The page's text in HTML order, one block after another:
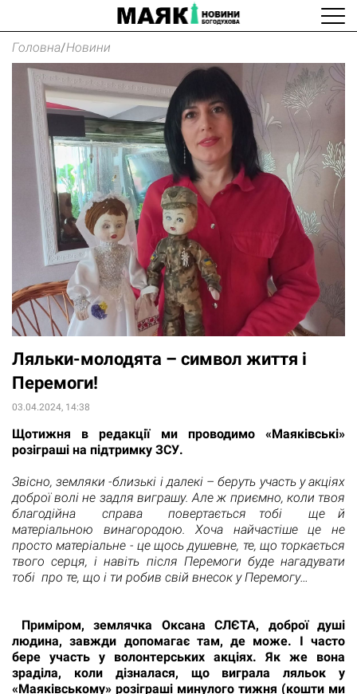
Головна/Новини
Ляльки-молодята – символ життя і
Перемоги!
03.04.2024, 14:38
Щотижня в редакції ми проводимо «Маяківські»
розіграші на підтримку ЗСУ.
Звісно, земляки -близькі і далекі – беруть участь у акціях
доброї волі не задля виграшу. Але ж приємно, коли твоя
благодійна справа повертається тобі ще й
матеріальною винагородою. Хоча найчастіше це не
просто матеріальне - це щось душевне, те, що торкається
твого серця, і навіть після Перемоги буде нагадувати
тобі про те, що і ти робив свій внесок у Перемогу…
Приміром, землячка Оксана СЛЄТА, доброї душі
людина, завжди допомагає там, де може. І часто
бере участь у волонтерських акціях. Як же вона
зраділа, коли дізналася, що виграла ляльок у
«Маяківському» розіграші минулого тижня (кошти ми